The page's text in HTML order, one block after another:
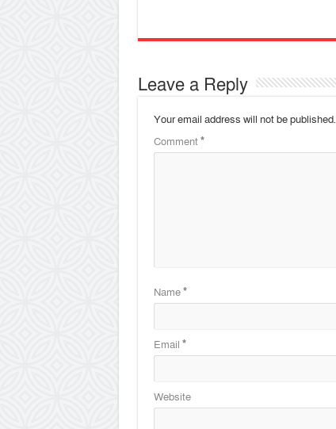
Leave a Reply
Your email address will not be published.
Comment*
Name*
Email *
Website